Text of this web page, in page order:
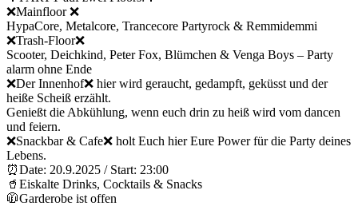
❌Mainfloor ❌
HypaCore, Metalcore, Trancecore Partyrock & Remmidemmi
❌Trash-Floor❌
Scooter, Deichkind, Peter Fox, Blümchen & Venga Boys – Party
alarm ohne Ende
❌Der Innenhof❌ hier wird geraucht, gedampft, geküsst und der
heiße Scheiß erzählt.
Genießt die Abkühlung, wenn euch drin zu heiß wird vom dancen
und feiern.
❌Snackbar & Cafe❌ holt Euch hier Eure Power für die Party deines
Lebens.
⏰Date: 20.9.2025 / Start: 23:00
🥤Eiskalte Drinks, Cocktails & Snacks
🧥Garderobe ist offen